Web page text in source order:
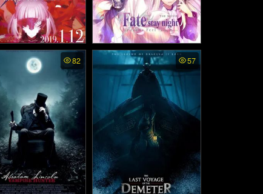
stay night: Heaven's
II. lost butterfly ซับไท
ฟทสเตย์ไนท์ เฮเว่นส์ฟี
อะมูฟวี่ พาร์ตทู: ลอสต์
เตอร์ฟลาย (2019)
Fate/stay night: Heaven's
Feel I. presage flower ซับไ
ทย - เฟทสเตย์ไนท์ เฮเว่นส์
ฟีล เดอะมูฟวี่ พาร์ตวัน: เพร
สเซจฟลาวเวอร์ (2017)
82 57